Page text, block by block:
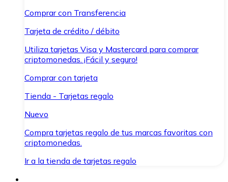
Comprar con Transferencia
Tarjeta de crédito / débito
Utiliza tarjetas Visa y Mastercard para comprar
criptomonedas. ¡Fácil y seguro!
Comprar con tarjeta
Tienda - Tarjetas regalo
Nuevo
Compra tarjetas regalo de tus marcas favoritas con
criptomonedas.
Ir a la tienda de tarjetas regalo